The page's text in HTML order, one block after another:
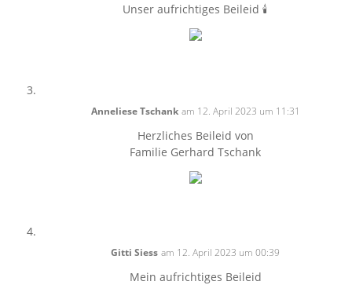
Unser aufrichtiges Beileid 🕯
Anneliese Tschank am 12. April 2023 um 11:31
Herzliches Beileid von
Familie Gerhard Tschank
Gitti Siess am 12. April 2023 um 00:39
Mein aufrichtiges Beileid